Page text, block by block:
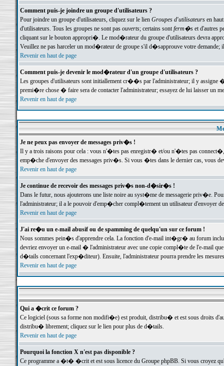
Comment puis-je joindre un groupe d'utilisateurs ?
Pour joindre un groupe d'utilisateurs, cliquez sur le lien Groupes d'utilisateursen haut
d'utilisateurs. Tous les groupes ne sont pas ouverts; certains sontferm�set d'autres
cliquant sur le bouton appropri�. Le mod�rateur du groupe d'utilisateurs devra
Veuillez ne pas harceler un mod�rateur de groupe s'il d�sapprouve votre demande;
Revenir en haut de page
Comment puis-je devenir le mod�rateur d'un groupe d'utilisateurs ?
Les groupes d'utilisateurs sont initiallement cr��s par l'administrateur; il y
premi�re chose � faire sera de contacter l'administrateur; essayez de lui laisser un
Revenir en haut de page
Je ne peux pas envoyer de messages priv�s !
Il y a trois raisons pour cela : vous n'�tes pas enregistr� et/ou n'�tes pas
emp�che d'envoyer des messages priv�s. Si vous �tes dans le dernier cas, vous
Revenir en haut de page
Je continue de recevoir des messages priv�s non-d�sir�s !
Dans le futur, nous ajouterons une liste noire au syst�me de messagerie priv�e.
l'administrateur; il a le pouvoir d'emp�cher compl�tement un utilisateur d'envoyer
Revenir en haut de page
J'ai re�u un e-mail abusif ou de spamming de quelqu'un sur ce forum !
Nous sommes pein�s d'apprendre cela. La fonction d'e-mail int�gr� au forum inclut
devriez envoyer un e-mail � l'administrateur avec une copie compl�te de l'e-mail
d�tails concernant l'exp�diteur). Ensuite, l'administrateur pourra prendre les
Revenir en haut de page
Qui a �crit ce forum ?
Ce logiciel (sous sa forme non modifi�e) est produit, distribu� et est sous droits
distribu� librement; cliquez sur le lien pour plus de d�tails.
Revenir en haut de page
Pourquoi la fonction X n'est pas disponible ?
Ce programme a �t� �crit et est sous licence du Groupe phpBB. Si vous croyez